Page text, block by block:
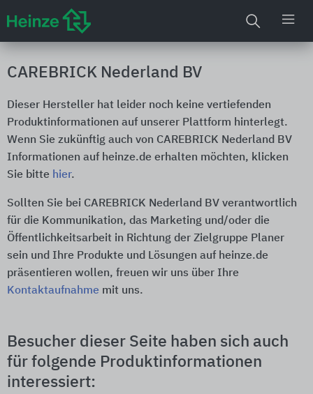
CAREBRICK Nederland BV
Dieser Hersteller hat leider noch keine vertiefenden
Produktinformationen auf unserer Plattform hinterlegt.
Wenn Sie zukünftig auch von CAREBRICK Nederland BV
Informationen auf heinze.de erhalten möchten, klicken
Sie bitte hier.
Sollten Sie bei CAREBRICK Nederland BV verantwortlich
für die Kommunikation, das Marketing und/oder die
Öffentlichkeitsarbeit in Richtung der Zielgruppe Planer
sein und Ihre Produkte und Lösungen auf heinze.de
präsentieren wollen, freuen wir uns über Ihre
Kontaktaufnahme mit uns.
Besucher dieser Seite haben sich auch
für folgende Produktinformationen
interessiert: